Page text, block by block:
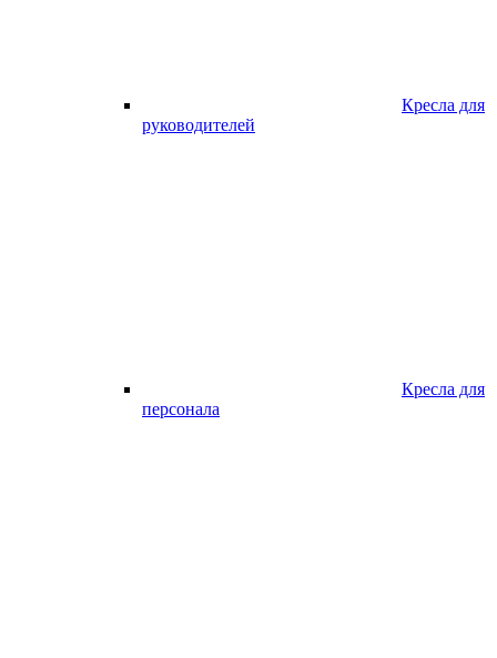
Кресла для
руководителей
Кресла для
персонала